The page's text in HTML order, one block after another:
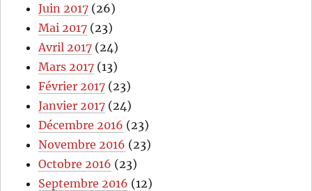
Juin 2017 (26)
Mai 2017 (23)
Avril 2017 (24)
Mars 2017 (13)
Février 2017 (23)
Janvier 2017 (24)
Décembre 2016 (23)
Novembre 2016 (23)
Octobre 2016 (23)
Septembre 2016 (12)